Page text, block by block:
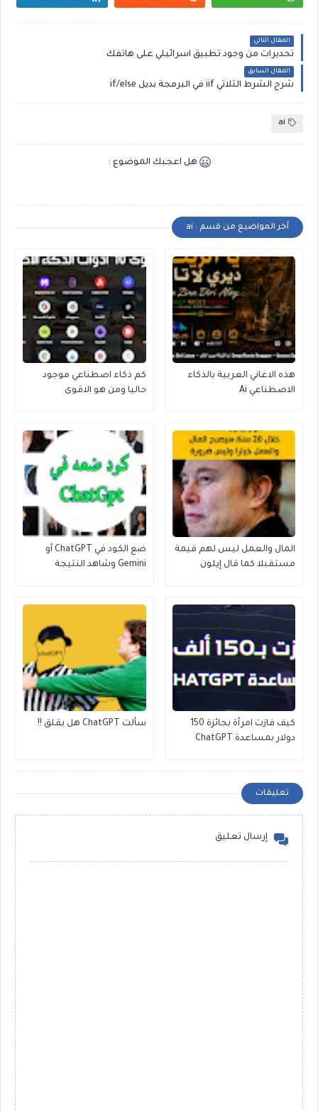
المقال التالي
تحديرات من وجود تطبيق اسرائيلي على هاتفك
المقال السابق
شرح الشرط الثلاثي iif في البرمجة بديل if/else
ai
هل اعجبك الموضوع :
أخر المواضيع من قسم : ai
هذه الاغاني العربية بالذكاء
الاصطناعي Ai
كم ذكاء اصطناعي موجود
حاليا ومن هو الاقوى
المال والعمل ليس لهم قيمة
مستقبلا كما قال إيلون
ضع الكود في ChatGPT أو
Gemini وشاهد النتيجة
كيف فازت امرأة بجائزة 150
دولار بمساعدة ChatGPT
سألت ChatGPT هل يقلق !!
تعليقات
إرسال تعليق